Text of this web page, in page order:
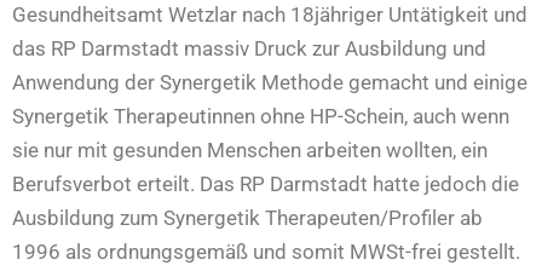
Gesundheitsamt Wetzlar nach 18jähriger Untätigkeit und
das RP Darmstadt massiv Druck zur Ausbildung und
Anwendung der Synergetik Methode gemacht und einige
Synergetik Therapeutinnen ohne HP-Schein, auch wenn
sie nur mit gesunden Menschen arbeiten wollten, ein
Berufsverbot erteilt. Das RP Darmstadt hatte jedoch die
Ausbildung zum Synergetik Therapeuten/Profiler ab
1996 als ordnungsgemäß und somit MWSt-frei gestellt.